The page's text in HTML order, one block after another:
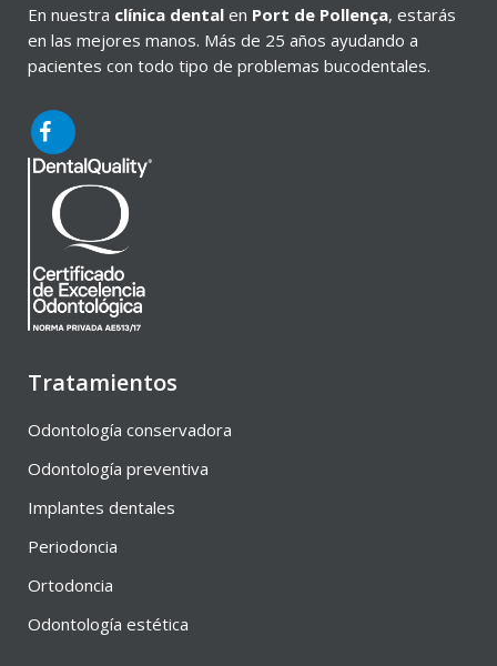
En nuestra clínica dental en Port de Pollença, estarás
en las mejores manos. Más de 25 años ayudando a
pacientes con todo tipo de problemas bucodentales.
Tratamientos
Odontología conservadora
Odontología preventiva
Implantes dentales
Periodoncia
Ortodoncia
Odontología estética